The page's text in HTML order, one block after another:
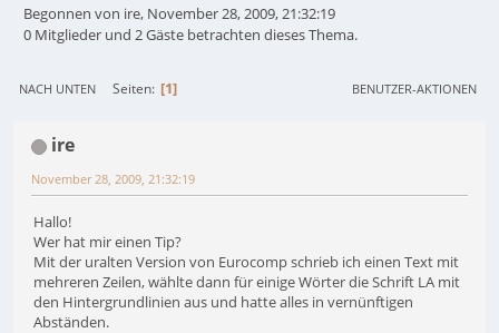
Begonnen von ire, November 28, 2009, 21:32:19
0 Mitglieder und 2 Gäste betrachten dieses Thema.
NACH UNTEN Seiten 1 BENUTZER-AKTIONEN
ire
November 28, 2009, 21:32:19
Hallo!
Wer hat mir einen Tip?
Mit der uralten Version von Eurocomp schrieb ich einen Text mit
mehreren Zeilen, wählte dann für einige Wörter die Schrift LA mit
den Hintergrundlinien aus und hatte alles in vernünftigen
Abständen.